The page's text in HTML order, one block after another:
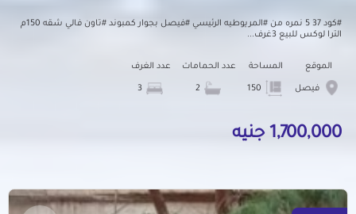
#كود 37 5 نمره من #المريوطيه الرئيسي #فيصل بجوار كمبوند #تاون فالي شقه 150م
الترا لوكس للبيع 3غرف...
الموقع
فيصل
المساحة عدد الحمامات عدد الغرف
1,700,000 جنيه